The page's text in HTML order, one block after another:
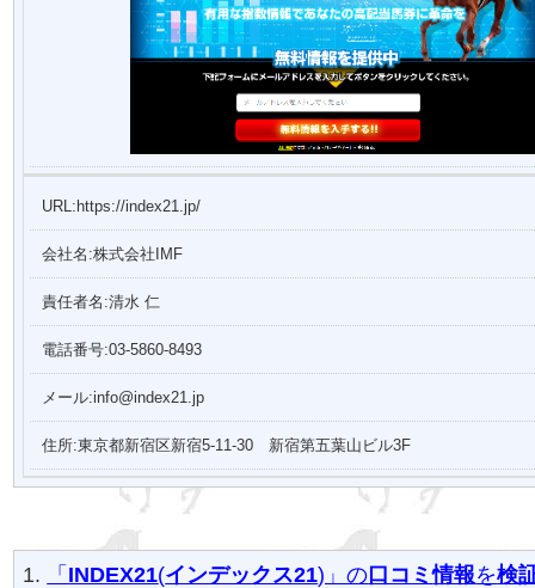
URL:https://index21.jp/
会社名:株式会社IMF
責任者名:清水 仁
電話番号:03-5860-8493
メール:info@index21.jp
住所:東京都新宿区新宿5‐11‐30 新宿第五葉山ビル3F
「 INDEX21(インデックス21)」の 口コミ情報を検